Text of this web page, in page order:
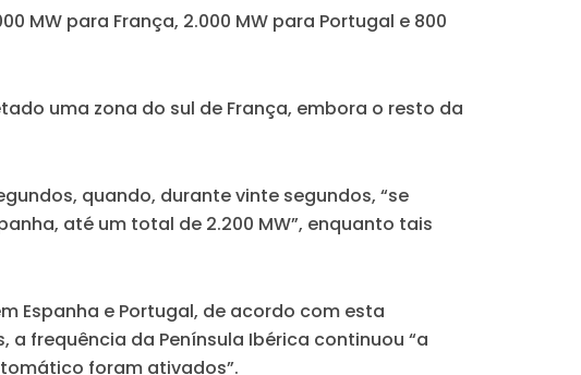
MW para França, 2.000 MW para Portugal e 800
uma zona do sul de França, embora o resto da
quando, durante vinte segundos, “se
até um total de 2.200 MW”, enquanto tais
Espanha e Portugal, de acordo com esta
frequência da Península Ibérica continuou “a
foram ativados”.